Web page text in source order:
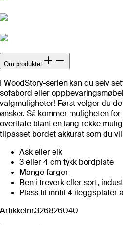
Om produktet
I WoodStory-serien kan du selv
sofabord eller
valgmuligheter! Først velger du
ønsker. Så kommer muligheten
overflate blant en lang rekke
tilpasset bordet akkurat som du
Ask eller eik
3 eller 4 cm tykk bordplate
Mange farger
Ben i treverk eller sort,
Plass til inntil 4 ileggsplater
Artikkelnr.326826040